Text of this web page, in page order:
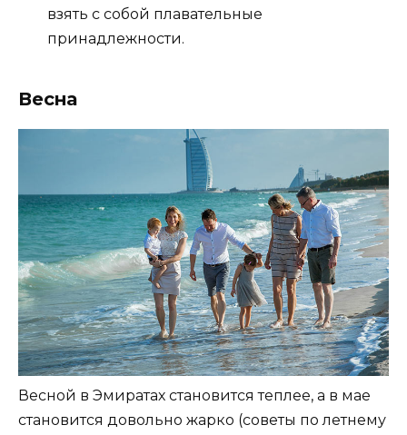
взять с собой плавательные
принадлежности.
Весна
Весной в Эмиратах становится теплее, а в мае
становится довольно жарко (советы по летнему